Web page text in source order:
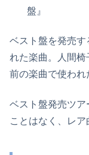
盤』
ベスト盤を発売す
れた楽曲。人間
前の楽曲で使われ
ベスト盤発売ツア
ことはなく、レア